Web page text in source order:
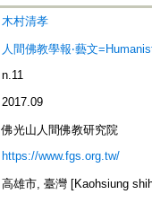
木村清孝
人間佛教學報‧藝文
n.11
2017.09
佛光山人間佛教研究院
https://www.fgs.org.tw/
高雄市, 臺灣 [Kaohsiung